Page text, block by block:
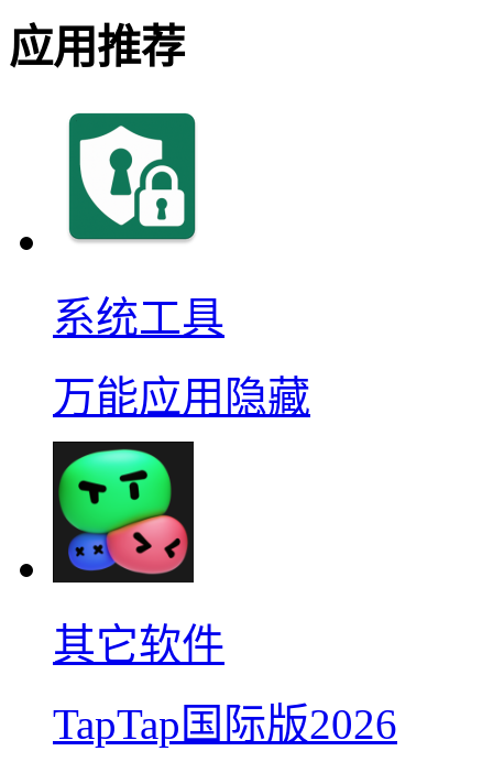
应用推荐
系统工具
万能应用隐藏
其它软件
TapTap国际版2026